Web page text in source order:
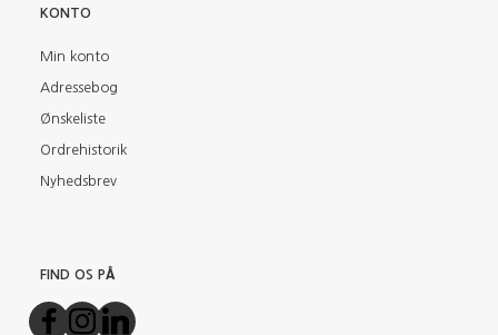
KONTO
Min konto
Adressebog
Ønskeliste
Ordrehistorik
Nyhedsbrev
FIND OS PÅ